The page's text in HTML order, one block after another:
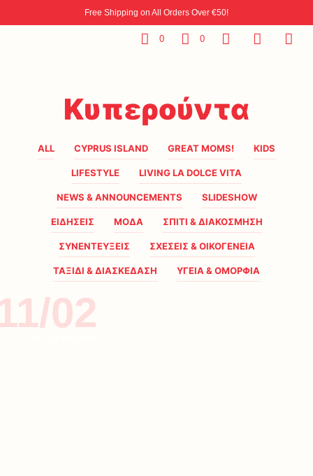
Free Shipping on All Orders Over €50!
0 0
Κυπερούντα
ALL CYPRUS ISLAND GREAT MOMS! KIDS
LIFESTYLE LIVING LA DOLCE VITA
NEWS & ANNOUNCEMENTS SLIDESHOW
ΕΙΔΗΣΕΙΣ ΜΟΔΑ ΣΠΙΤΙ & ΔΙΑΚΟΣΜΗΣΗ
ΣΥΝΕΝΤΕΥΞΕΙΣ ΣΧΕΣΕΙΣ & ΟΙΚΟΓΕΝΕΙΑ
ΤΑΞΙΔΙ & ΔΙΑΣΚΕΔΑΣΗ ΥΓΕΙΑ & ΟΜΟΡΦΙΑ
02